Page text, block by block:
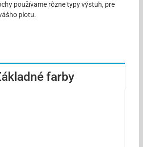
používame rôzne typy výstuh, pre
plotu.
farby